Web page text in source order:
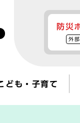
防災
外
ども・子育て